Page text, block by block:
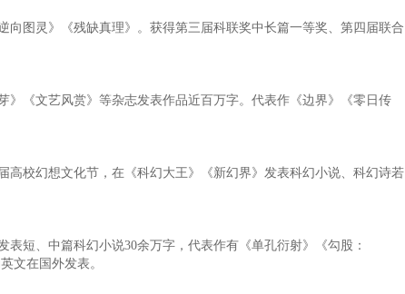
图灵》《残缺真理》。获得第三届科联奖中长篇一等奖、第四届联合
《文艺风赏》等杂志发表作品近百万字。代表作《边界》《零日传
校幻想文化节，在《科幻大王》《新幻界》发表科幻小说、科幻诗若
短、中篇科幻小说30余万字，代表作有《单孔衍射》《勾股：
文在国外发表。